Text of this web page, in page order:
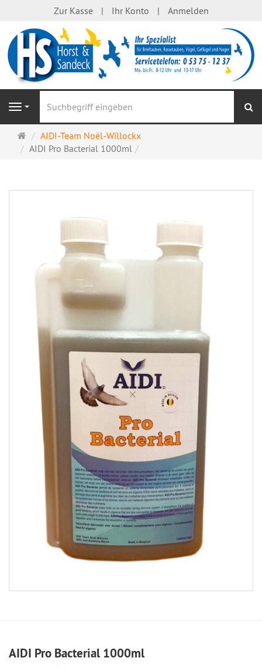
Zur Kasse Ihr Konto Anmelden
Navigation
Startseite
AIDI-Team Noël-Willockx
AIDI Pro Bacterial 1000ml
AIDI Pro Bacterial 1000ml